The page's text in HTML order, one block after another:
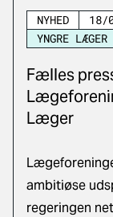
NYHED 18/
YNGRE LÆGER
Fælles
Læger
ambitiøse
regeringen